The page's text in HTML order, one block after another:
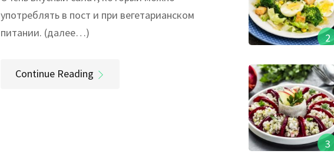
употреблять в пост и при вегетарианском
питании. (далее…)
Continue Reading
2
3